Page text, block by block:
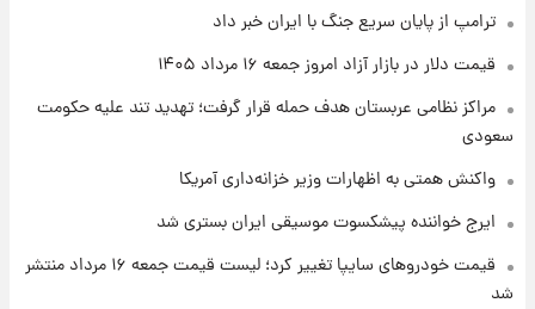
۱ روز پیش
جزئیات فعال‌سازی «کیف پول ایران» اعلام
شد+فیلم
ترامپ از پایان سریع جنگ با ایران خبر داد
قیمت دلار در بازار آزاد امروز جمعه ۱۶ مرداد ۱۴۰۵
مراکز نظامی عربستان هدف حمله قرار گرفت؛ تهدید تند علیه حکومت
سعودی
واکنش همتی به اظهارات وزیر خزانه‌داری آمریکا
ایرج خواننده پیشکسوت موسیقی ایران بستری شد
قیمت خودروهای سایپا تغییر کرد؛ لیست قیمت جمعه ۱۶ مرداد منتشر
شد